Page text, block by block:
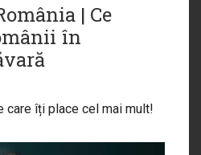
| Ce
în
care îți place cel mai mult!